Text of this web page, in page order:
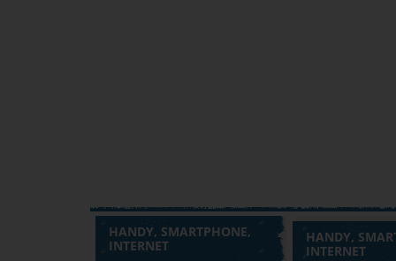
HANDY, SMARTPHONE,
INTERNET
HANDY,
INTERNET